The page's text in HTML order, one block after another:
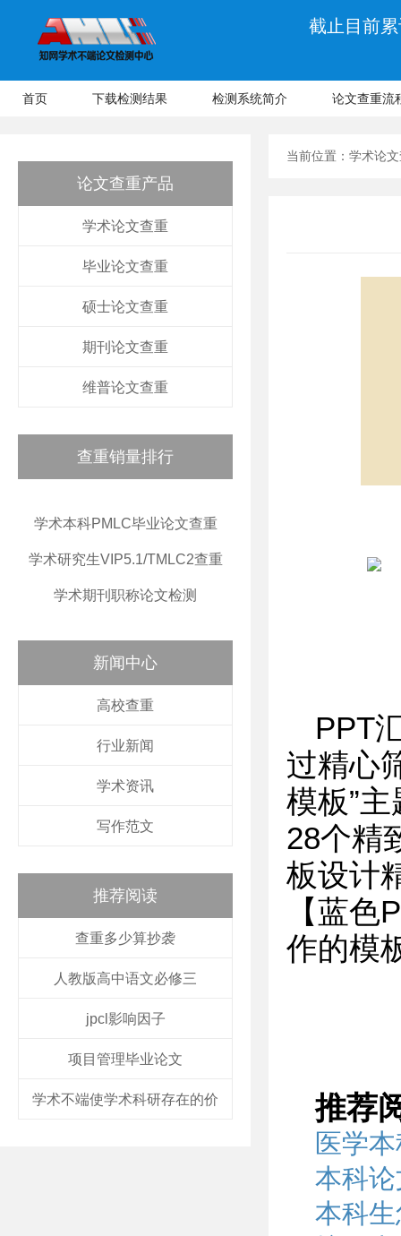
截止目前
首页 下载检测结果 检测系统简介 论文查重流
论文查重产品
学术论文查重
毕业论文查重
硕士论文查重
期刊论文查重
维普论文查重
查重销量排行
学术本科PMLC毕业论文查重
学术研究生VIP5.1/TMLC2查重
学术期刊职称论文检测
新闻中心
高校查重
行业新闻
学术资讯
写作范文
推荐阅读
查重多少算抄袭
人教版高中语文必修三
jpcl影响因子
项目管理毕业论文
学术不端使学术科研存在的价
当前位置： 学术论
PPT
过精心
模板”
28个精
板设计
【蓝
作的模
推荐
医学
本科
本科